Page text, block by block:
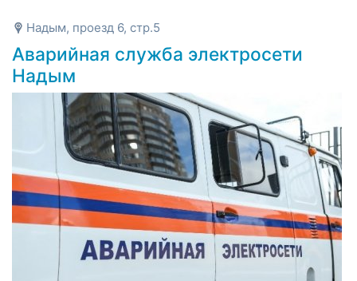
Надым, проезд 6, стр.5
Аварийная служба электросети
Надым